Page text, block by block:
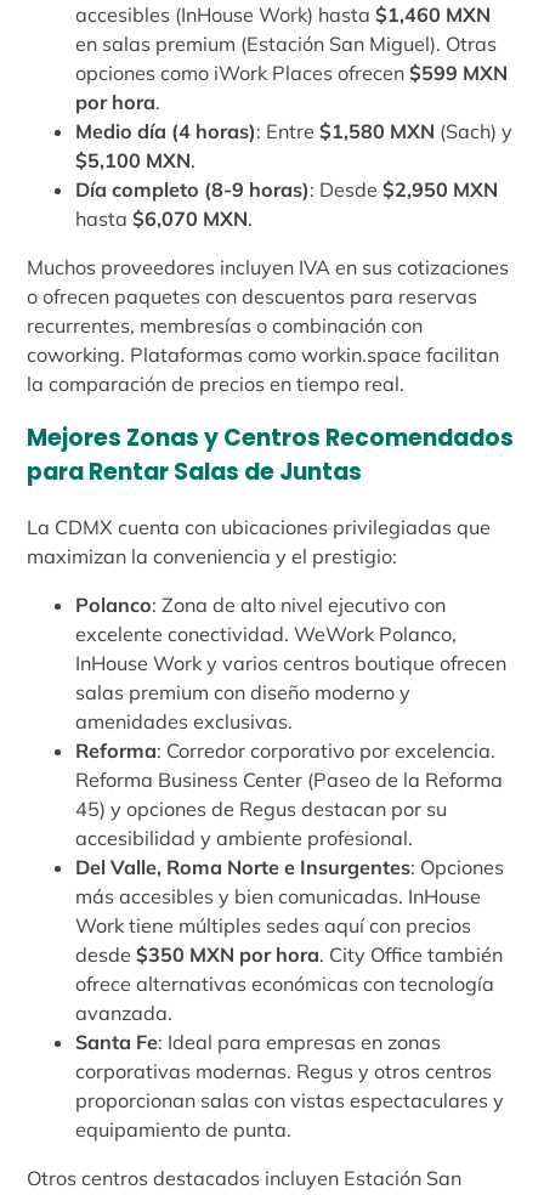
accesibles (InHouse Work) hasta$1,460 MXN
en salas premium (Estación San Miguel). Otras
opciones como iWork Places ofrecen$599 MXN
por hora.
Medio día (4 horas): Entre$1,580 MXN (Sach) y
$5,100 MXN.
Día completo (8-9 horas): Desde$2,950 MXN
hasta$6,070 MXN.
Muchos proveedores incluyen IVA en sus cotizaciones
o ofrecen paquetes con descuentos para reservas
recurrentes, membresías o combinación con
coworking. Plataformas como workin.space facilitan
la comparación de precios en tiempo real.
Mejores Zonas y Centros Recomendados
para Rentar Salas de Juntas
La CDMX cuenta con ubicaciones privilegiadas que
maximizan la conveniencia y el prestigio:
Polanco: Zona de alto nivel ejecutivo con
excelente conectividad. WeWork Polanco,
InHouse Work y varios centros boutique ofrecen
salas premium con diseño moderno y
amenidades exclusivas.
Reforma: Corredor corporativo por excelencia.
Reforma Business Center (Paseo de la Reforma
45) y opciones de Regus destacan por su
accesibilidad y ambiente profesional.
Del Valle, Roma Norte e Insurgentes: Opciones
más accesibles y bien comunicadas. InHouse
Work tiene múltiples sedes aquí con precios
desde$350 MXN por hora. City Office también
ofrece alternativas económicas con tecnología
avanzada.
Santa Fe: Ideal para empresas en zonas
corporativas modernas. Regus y otros centros
proporcionan salas con vistas espectaculares y
equipamiento de punta.
Otros centros destacados incluyen Estación San